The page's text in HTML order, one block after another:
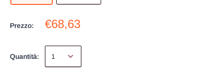
Prezzo: €68,63
Quantità: